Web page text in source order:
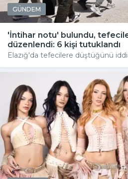
GÜNDEM
'İntihar notu' bulundu,
düzenlendi: 6 kişi tutuklandı
Elazığ'da tefecilere düştüğünü